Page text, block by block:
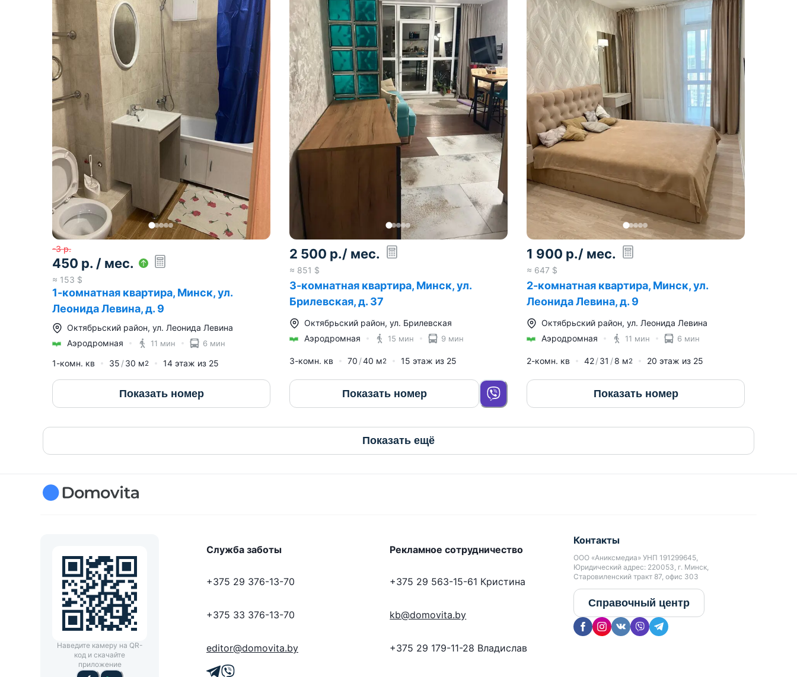
-3 р.
450 р. / мес.
≈ 153 $
1-комнатная квартира, Минск, ул.
Леонида Левина, д. 9
Октябрьский район, ул. Леонида Левина
Аэродромная
11 мин 6 мин
1-комн. кв 35 30 м2 14 этаж из 25
Показать номер
2 500 р./ мес.
≈ 851 $
3-комнатная квартира, Минск, ул.
Брилевская, д. 37
Октябрьский район, ул. Брилевская
Аэродромная
15 мин 9 мин
3-комн. кв 70 40 м2 15 этаж из 25
Показать номер
1 900 р./ мес.
≈ 647 $
2-комнатная квартира, Минск, ул.
Леонида Левина, д. 9
Октябрьский район, ул. Леонида Левина
Аэродромная
11 мин 6 мин
2-комн. кв 42 31 8 м2 20 этаж из 25
Показать номер
Показать ещё
Наведите камеру на QR-
код и скачайте
приложение
Служба заботы
+375 29 376-13-70
+375 33 376-13-70
editor@domovita.by
Рекламное сотрудничество
+375 29 563-15-61 Кристина
kb@domovita.by
+375 29 179-11-28 Владислав
Контакты
ООО «Аниксмедиа» УНП 191299645,
Юридический адрес: 220053, г. Минск,
Старовиленский тракт 87, офис 303
Справочный центр